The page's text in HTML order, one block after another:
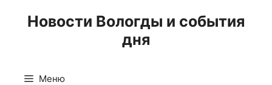
Новости Вологды и события
дня
Меню